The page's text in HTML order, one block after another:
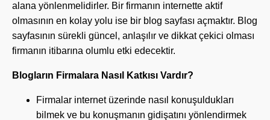
alana yönlenmelidirler. Bir firmanın internette aktif
olmasının en kolay yolu ise bir blog sayfası açmaktır. Blog
sayfasının sürekli güncel, anlaşılır ve dikkat çekici olması
firmanın itibarına olumlu etki edecektir.
Blogların Firmalara Nasıl Katkısı Vardır?
Firmalar internet üzerinde nasıl konuşuldukları
bilmek ve bu konuşmanın gidişatını yönlendirmek